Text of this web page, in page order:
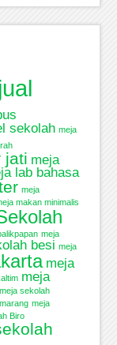
jual
sekolah meja
jati meja
lab bahasa
meja
makan minimalis
meja
besi meja
meja
meja
meja sekolah
meja
Biro